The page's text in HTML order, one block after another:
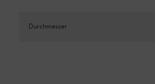
Durchmesser